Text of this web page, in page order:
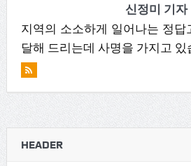
신정미 기자
지역의 소소하게 일어나는 정
달해 드리는데 사명을 가지고 있
HEADER